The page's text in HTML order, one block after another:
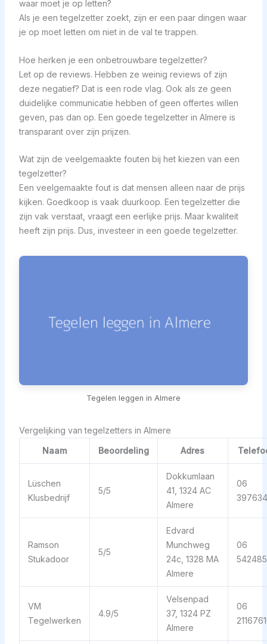
waar moet je op letten?
Als je een tegelzetter zoekt, zijn er een paar dingen waar
je op moet letten om niet in de val te trappen.
Hoe herken je een onbetrouwbare tegelzetter?
Let op de reviews. Hebben ze weinig reviews of zijn
deze negatief? Dat is een rode vlag. Ook als ze geen
duidelijke communicatie hebben of geen offertes willen
geven, pas dan op. Een goede tegelzetter in Almere is
transparant over zijn prijzen.
Wat zijn de veelgemaakte fouten bij het kiezen van een
tegelzetter?
Een veelgemaakte fout is dat mensen alleen naar de prijs
kijken. Goedkoop is vaak duurkoop. Een tegelzetter die
zijn vak verstaat, vraagt een eerlijke prijs. Maar kwaliteit
heeft zijn prijs. Dus, investeer in een goede tegelzetter.
Tegelen leggen in Almere
Vergelijking van tegelzetters in Almere
Naam
Beoordeling Adres
Lüschen
Klusbedrijf
5/5
Dokkumlaan
41, 1324 AC
Almere
06
Ramson
Stukadoor
5/5
Edvard
Munchweg
24c, 1328 MA
Almere
06
VM
Tegelwerken
4.9/5
Velsenpad
37, 1324 PZ
Almere
06